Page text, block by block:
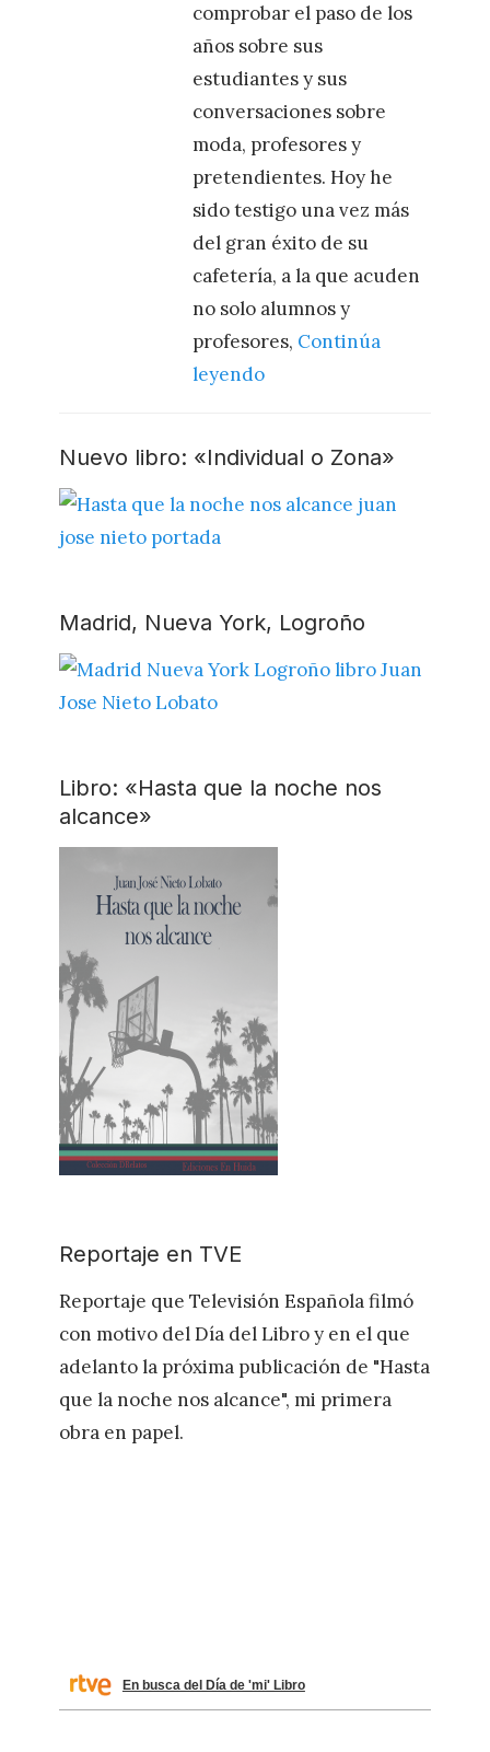
comprobar el paso de los
años sobre sus
estudiantes y sus
conversaciones sobre
moda, profesores y
pretendientes. Hoy he
sido testigo una vez más
del gran éxito de su
cafetería, a la que acuden
no solo alumnos y
profesores, Continúa
leyendo
Nuevo libro: «Individual o Zona»
Madrid, Nueva York, Logroño
Libro: «Hasta que la noche nos
alcance»
Reportaje en TVE
Reportaje que Televisión Española filmó
con motivo del Día del Libro y en el que
adelanto la próxima publicación de "Hasta
que la noche nos alcance", mi primera
obra en papel.
En busca del Día de 'mi' Libro